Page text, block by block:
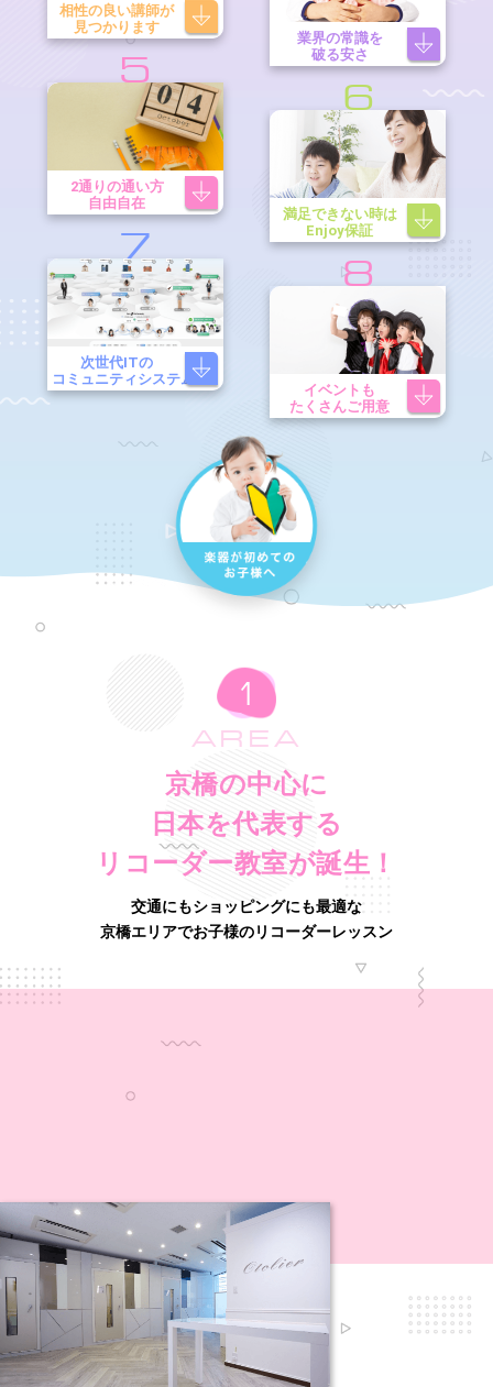
相性の良い講師が
見つかります
業界の常識を
破る安さ
5
2通りの通い方
自由自在
6
満足できない時は
Enjoy保証
7
次世代ITの
コミュニティシステム
8
イベントも
たくさんご用意
AREA
京橋の中心に
日本を代表する
リコーダー教室が誕生！
交通にもショッピングにも最適な
京橋エリアでお子様のリコーダーレッスン